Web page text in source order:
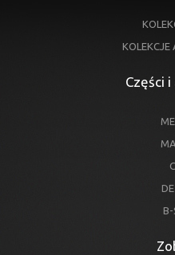
KOLEKCJE
Części
B-